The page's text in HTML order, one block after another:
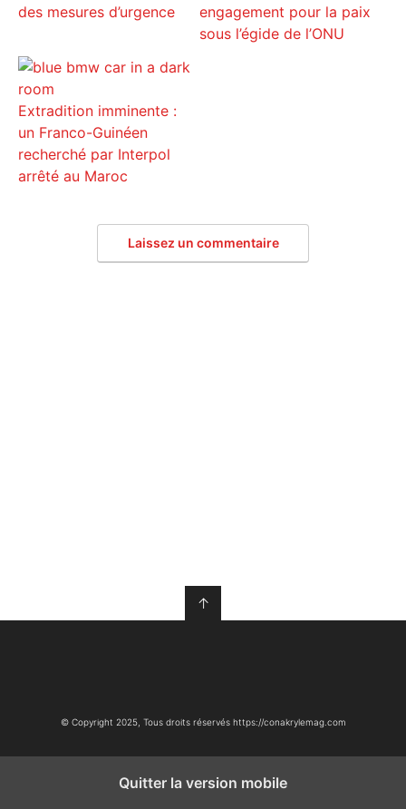
des mesures d’urgence
engagement pour la paix
sous l’égide de l’ONU
Extradition imminente :
un Franco-Guinéen
recherché par Interpol
arrêté au Maroc
Laissez un commentaire
↑
© Copyright 2025, Tous droits réservés https://conakrylemag.com
Quitter la version mobile